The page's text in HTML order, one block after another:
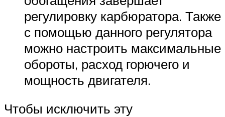
регулировку карбюратора. Также
с помощью данного регулятора
можно настроить максимальные
обороты, расход горючего и
мощность двигателя.
Чтобы исключить эту